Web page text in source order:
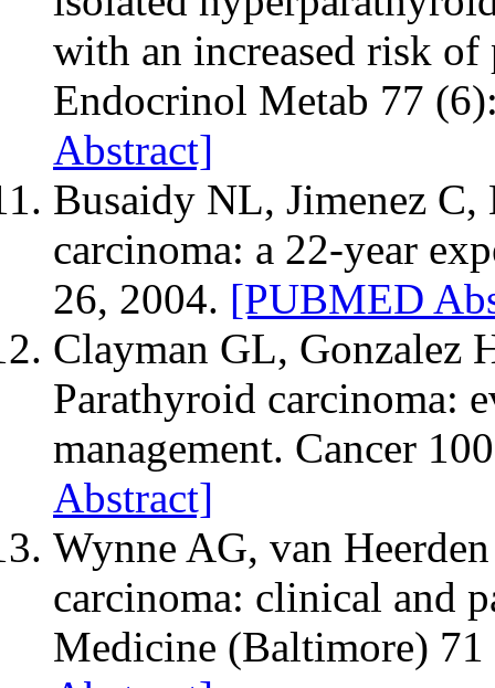
with an increased risk
Endocrinol Metab 77
Abstract]
Busaidy NL, Jimenez
carcinoma: a 22-year
26, 2004. [PUBMED
Clayman GL, Gonzalez
Parathyroid carcinoma:
management. Cancer
Abstract]
Wynne AG, van
carcinoma: clinical and
Medicine (Baltimore)